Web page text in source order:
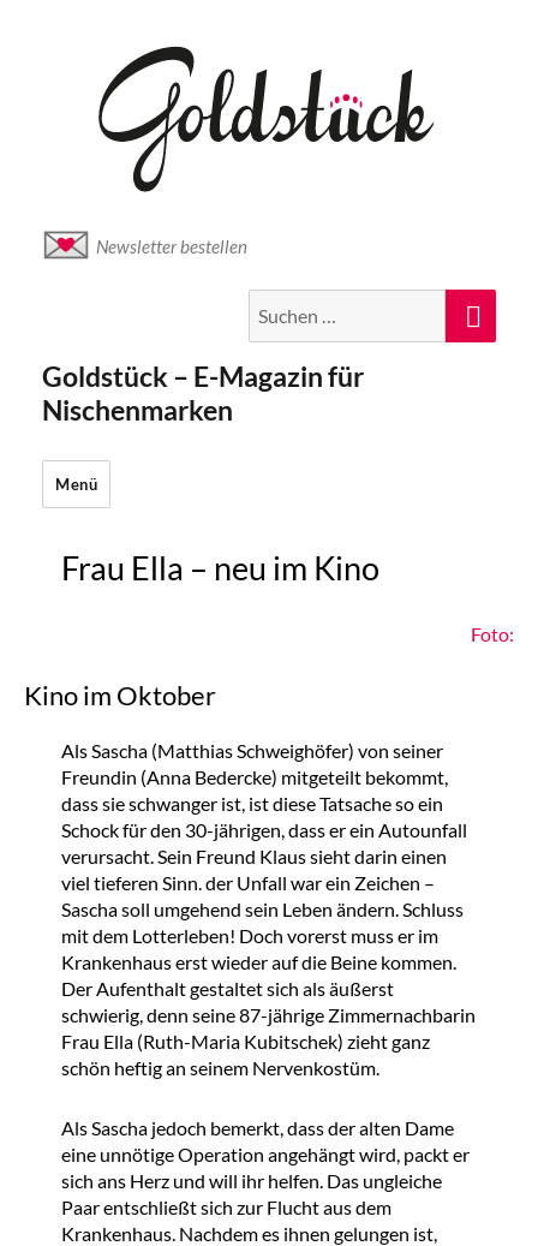
Newsletter bestellen
nach:
Goldstück – E-Magazin für
Nischenmarken
Menü
Frau Ella – neu im Kino
Foto:
Kino im Oktober
Als Sascha (Matthias Schweighöfer) von seiner
Freundin (Anna Bedercke) mitgeteilt bekommt,
dass sie schwanger ist, ist diese Tatsache so ein
Schock für den 30-jährigen, dass er ein Autounfall
verursacht. Sein Freund Klaus sieht darin einen
viel tieferen Sinn. der Unfall war ein Zeichen –
Sascha soll umgehend sein Leben ändern. Schluss
mit dem Lotterleben! Doch vorerst muss er im
Krankenhaus erst wieder auf die Beine kommen.
Der Aufenthalt gestaltet sich als äußerst
schwierig, denn seine 87-jährige Zimmernachbarin
Frau Ella (Ruth-Maria Kubitschek) zieht ganz
schön heftig an seinem Nervenkostüm.
Als Sascha jedoch bemerkt, dass der alten Dame
eine unnötige Operation angehängt wird, packt er
sich ans Herz und will ihr helfen. Das ungleiche
Paar entschließt sich zur Flucht aus dem
Krankenhaus. Nachdem es ihnen gelungen ist,